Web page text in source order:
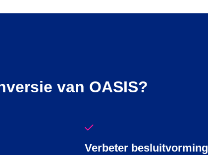
van OASIS?
Verbeter besluitvorming